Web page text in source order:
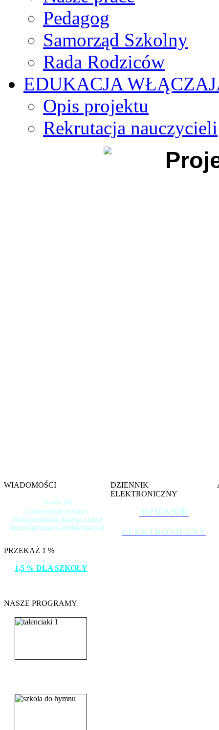
Pedagog
Samorząd Szkolny
Rada Rodziców
EDUKACJA
Opis projektu
Rekrutacja nauczycieli
WIADOMOŚCI
Konto RR
Zgłoszenie do świetlicy
Wzór zwolnienia dziecka z lekcji
Dni wolne od zajęć dydaktycznych
DZIENNIK
ELEKTRONICZNY
DZIENNIK
ELEKTRONICZNY
PRZEKAŻ 1 %
1,5 % DLA SZKOŁY
NASZE PROGRAMY